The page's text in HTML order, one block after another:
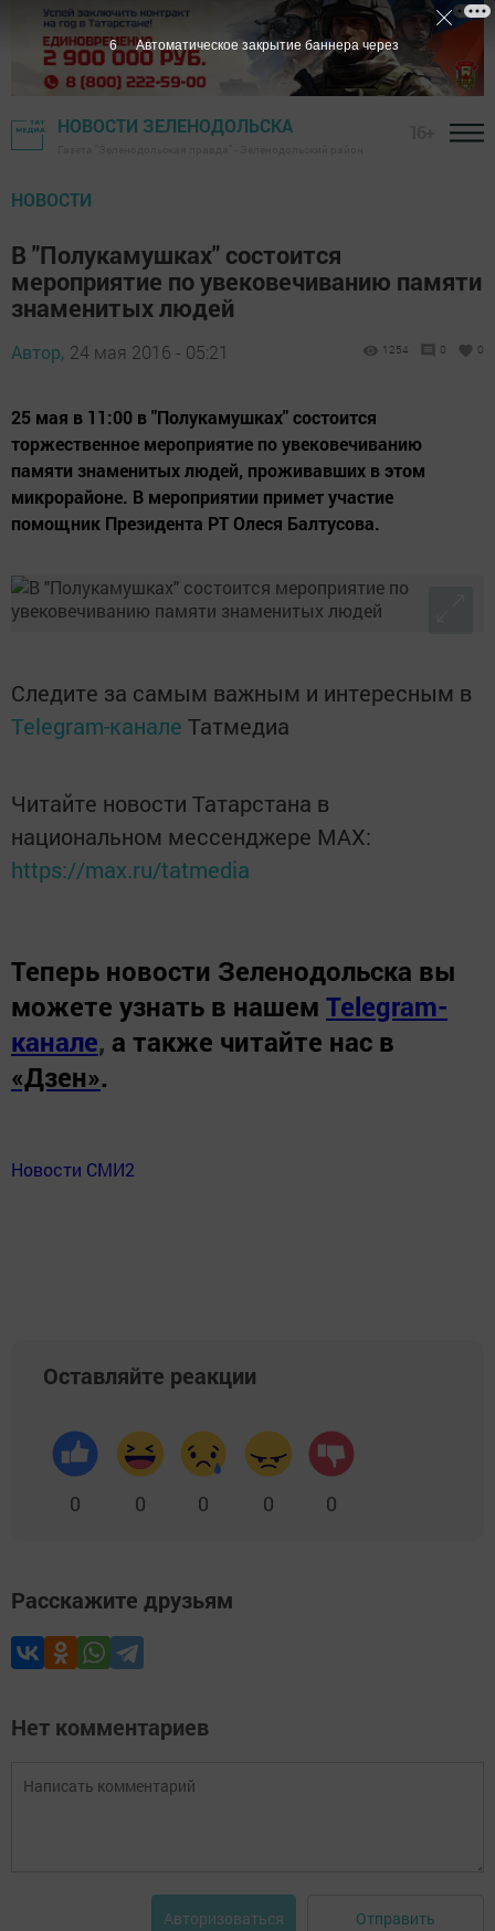
НОВОСТИ ЗЕЛЕНОДОЛЬСКА
НОВОСТИ
В "Полукамушках" состоится
мероприятие по увековечиванию памяти
знаменитых людей
Автор, 24 мая 2016 - 05:21 1254 0 0
25 мая в 11:00 в "Полукамушках" состоится
торжественное мероприятие по увековечиванию
памяти знаменитых людей, проживавших в этом
микрорайоне. В мероприятии примет участие
помощник Президента РТ Олеся Балтусова.
Следите за самым важным и интересным в
Telegram-канале Татмедиа
Читайте новости Татарстана в
национальном мессенджере MАХ:
https://max.ru/tatmedia
Теперь новости Зеленодольска вы
можете узнать в нашем Telegram-
канале, а также читайте нас в
«Дзен».
Новости СМИ2
Оставляйте реакции
0 0 0 0 0
Расскажите друзьям
Нет комментариев
Авторизоваться Отправить
5 Автоматическое закрытие баннера через